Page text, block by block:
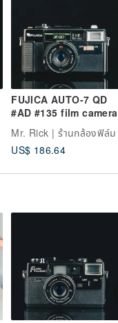
FUJICA AUTO-7 QD
#AD #135 film camera
Mr. Rick | ร้านกล้องฟิล์ม
US$ 186.64